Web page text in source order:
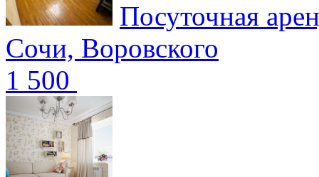
Посуточная
Сочи, Воровского
1 500